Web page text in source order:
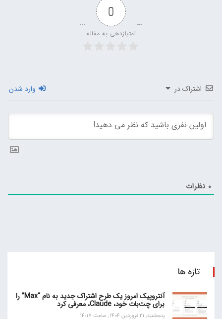
0
امتیازدهی به مقاله
اشتراک در وارد شدن
0 نظرات
تازه ها
آنتروپیک امروز یک طرح اشتراک جدید به نام “Max” را
برای چت‌بات خود، Claude، معرفی کرد
پنجشنبه, 21 فروردین 1404, ساعت 14:17